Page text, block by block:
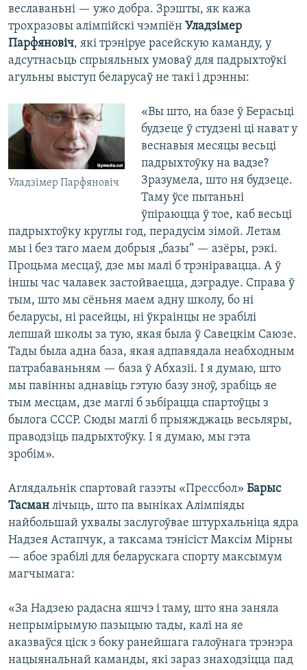
веславаньні — ужо добра. Зрэшты, як кажа
трохразовы алімпійскі чэмпіён Уладзімер
Парфяновіч, які трэніруе расейскую каманду, у
адсутнасьць спрыяльных умоваў для падрыхтоўкі
агульны выступ беларусаў не такі і дрэнны:
Уладзімер Парфяновіч
«Вы што, на базе ў Берасьці
будзеце ў студзені ці нават у
веснавыя месяцы весьці
падрыхтоўку на вадзе?
Зразумела, што ня будзеце.
Таму ўсе пытаньні
ўпіраюцца ў тое, каб весьці
падрыхтоўку круглы год, перадусім зімой. Летам
мы і без таго маем добрыя „базы“ — азёры, рэкі.
Процьма месцаў, дзе мы малі б трэніравацца. А ў
іншы час чалавек застойваецца, дэградуе. Справа ў
тым, што мы сёньня маем адну школу, бо ні
беларусы, ні расейцы, ні ўкраінцы не зрабілі
лепшай школы за тую, якая была ў Савецкім Саюзе.
Тады была адна база, якая адпавядала неабходным
патрабаваньням — база ў Абхазіі. І я думаю, што
мы павінны аднавіць гэтую базу зноў, зрабіць яе
тым месцам, дзе маглі б зьбірацца спартоўцы з
былога СССР. Сюды маглі б прыяжджаць весьляры,
праводзіць падрыхтоўку. І я думаю, мы гэта
зробім».
Аглядальнік спартовай газэты «Прессбол» Барыс
Тасман лічыць, што па выніках Алімпіяды
найбольшай ухвалы заслугоўвае штурхальніца ядра
Надзея Астапчук, а таксама тэнісіст Максім Мірны
— абое зрабілі для беларускага спорту максымум
магчымага:
«За Надзею радасна яшчэ і таму, што яна заняла
непрымірымую пазыцыю тады, калі на яе
аказваўся ціск з боку ранейшага галоўнага трэнэра
нацыянальнай каманды, які зараз знаходзіцца пад